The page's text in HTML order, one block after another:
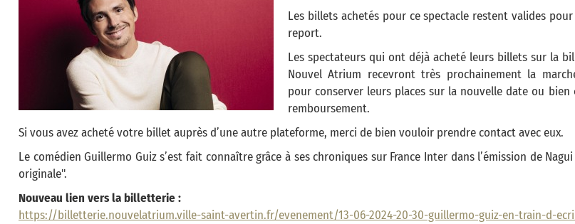
Les billets achetés pour ce spectacle restent valides
report.
Les spectateurs qui ont déjà acheté leurs billets sur la
Nouvel Atrium recevront très prochainement la
pour conserver leurs places sur la nouvelle date ou
remboursement.
Si vous avez acheté votre billet auprès d’une autre plateforme, merci de bien vouloir prendre contact avec eux.
Le comédien Guillermo Guiz s’est fait connaître grâce à ses chroniques sur France Inter dans l’émission de
originale".
Nouveau lien vers la billetterie :
https://billetterie.nouvelatrium.ville-saint-avertin.fr/evenement/13-06-2024-20-30-guillermo-guiz-en-train-d-